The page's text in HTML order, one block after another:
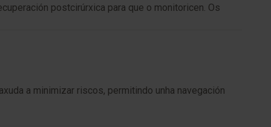
postcirúrxica para que o monitoricen. Os
a minimizar riscos, permitindo unha navegación